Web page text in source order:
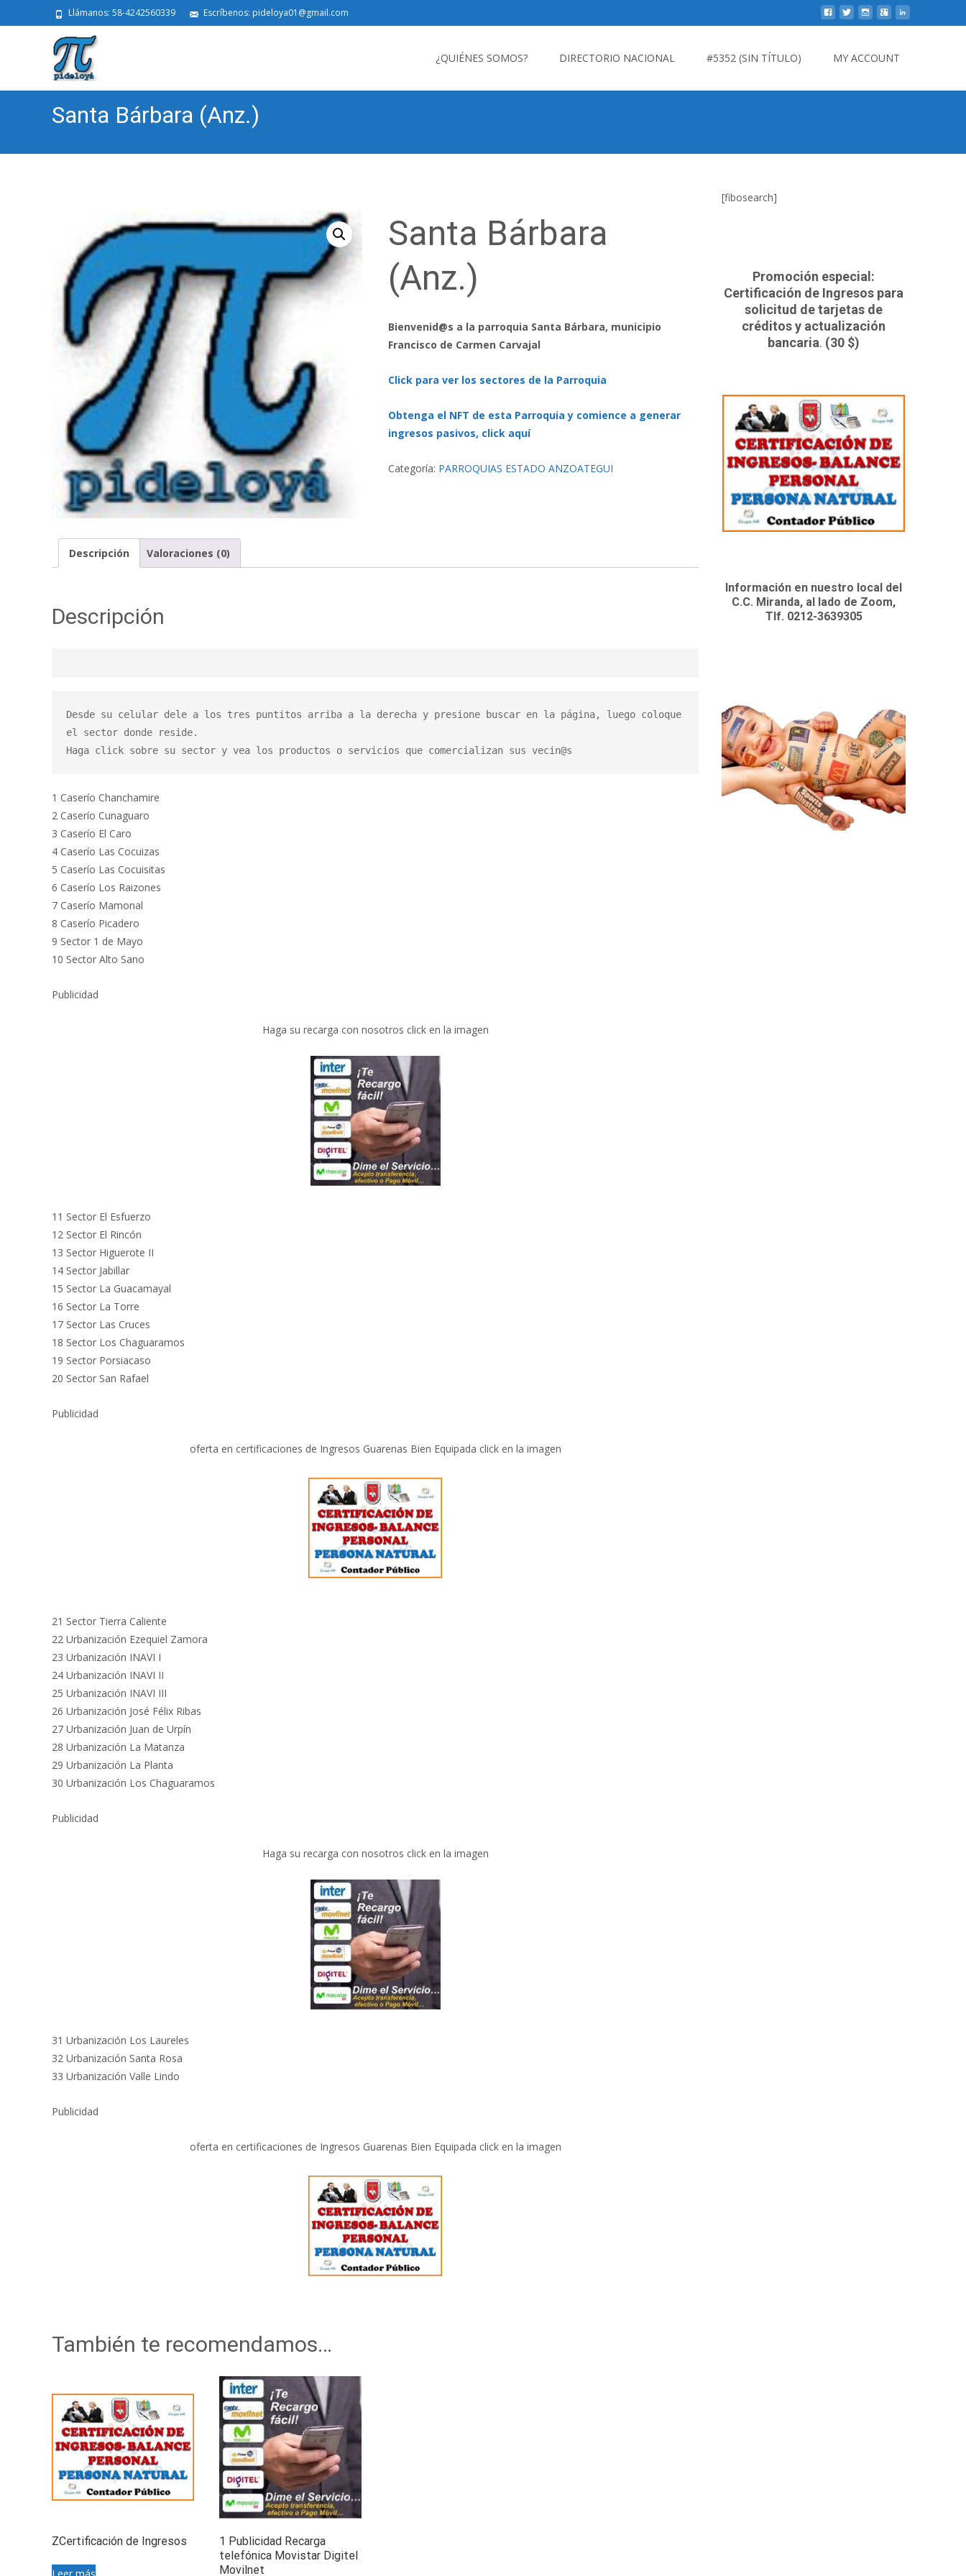
Llámanos: 58-4242560339 Escríbenos: pideloya01@gmail.com
¿QUIÉNES SOMOS? DIRECTORIO NACIONAL #5352 (SIN TÍTULO) MY ACCOUNT
Santa Bárbara (Anz.)
Santa Bárbara
(Anz.)
Bienvenid@s a la parroquia Santa Bárbara, municipio
Francisco de Carmen Carvajal
Click para ver los sectores de la Parroquia
Obtenga el NFT de esta Parroquia y comience a generar
ingresos pasivos, click aquí
Categoría: PARROQUIAS ESTADO ANZOATEGUI
Descripción Valoraciones (0)
Descripción
Desde su celular dele a los tres puntitos arriba a la derecha y presione buscar en la página, luego coloque
el sector donde reside.
Haga click sobre su sector y vea los productos o servicios que comercializan sus vecin@s
1 Caserío Chanchamire
2 Caserío Cunaguaro
3 Caserío El Caro
4 Caserío Las Cocuizas
5 Caserío Las Cocuisitas
6 Caserío Los Raizones
7 Caserío Mamonal
8 Caserío Picadero
9 Sector 1 de Mayo
10 Sector Alto Sano
Publicidad
Haga su recarga con nosotros click en la imagen
11 Sector El Esfuerzo
12 Sector El Rincón
13 Sector Higuerote II
14 Sector Jabillar
15 Sector La Guacamayal
16 Sector La Torre
17 Sector Las Cruces
18 Sector Los Chaguaramos
19 Sector Porsiacaso
20 Sector San Rafael
Publicidad
oferta en certificaciones de Ingresos Guarenas Bien Equipada click en la imagen
21 Sector Tierra Caliente
22 Urbanización Ezequiel Zamora
23 Urbanización INAVI I
24 Urbanización INAVI II
25 Urbanización INAVI III
26 Urbanización José Félix Ribas
27 Urbanización Juan de Urpín
28 Urbanización La Matanza
29 Urbanización La Planta
30 Urbanización Los Chaguaramos
Publicidad
Haga su recarga con nosotros click en la imagen
31 Urbanización Los Laureles
32 Urbanización Santa Rosa
33 Urbanización Valle Lindo
Publicidad
oferta en certificaciones de Ingresos Guarenas Bien Equipada click en la imagen
También te recomendamos…
ZCertificación de Ingresos
1 Publicidad Recarga
telefónica Movistar Digitel
Movilnet
[fibosearch]
Promoción especial:
Certificación de Ingresos para
solicitud de tarjetas de
créditos y actualización
bancaria. (30 $)
Información en nuestro local del
C.C. Miranda, al lado de Zoom,
Tlf. 0212-3639305